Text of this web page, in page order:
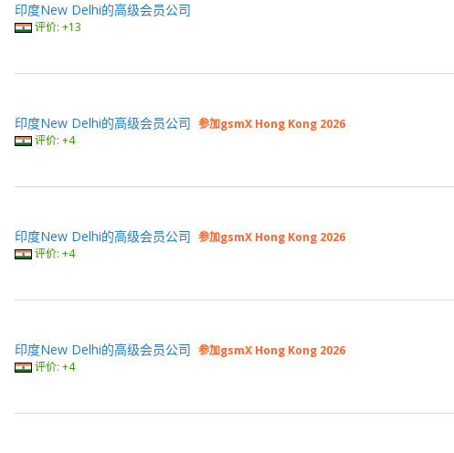
印度New Delhi的高级会员公司
评价: +13
印度New Delhi的高级会员公司 参加gsmX Hong Kong 2026
评价: +4
印度New Delhi的高级会员公司 参加gsmX Hong Kong 2026
评价: +4
印度New Delhi的高级会员公司 参加gsmX Hong Kong 2026
评价: +4